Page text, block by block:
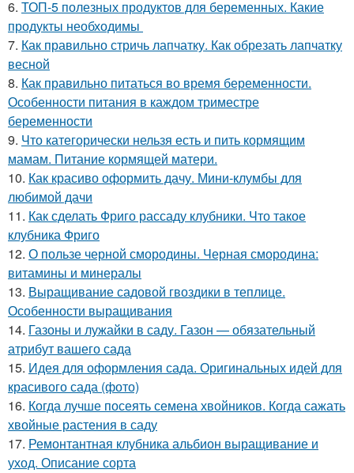
6. ТОП-5 полезных продуктов для беременных. Какие
продукты необходимы
7. Как правильно стричь лапчатку. Как обрезать лапчатку
весной
8. Как правильно питаться во время беременности.
Особенности питания в каждом триместре
беременности
9. Что категорически нельзя есть и пить кормящим
мамам. Питание кормящей матери.
10. Как красиво оформить дачу. Мини-клумбы для
любимой дачи
11. Как сделать Фриго рассаду клубники. Что такое
клубника Фриго
12. О пользе черной смородины. Черная смородина:
витамины и минералы
13. Выращивание садовой гвоздики в теплице.
Особенности выращивания
14. Газоны и лужайки в саду. Газон — обязательный
атрибут вашего сада
15. Идея для оформления сада. Оригинальных идей для
красивого сада (фото)
16. Когда лучше посеять семена хвойников. Когда сажать
хвойные растения в саду
17. Ремонтантная клубника альбион выращивание и
уход. Описание сорта